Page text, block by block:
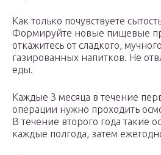
Как только почувствуете
Формируйте новые пищевые
откажитесь от сладкого,
газированных напитков. Не
еды.
Каждые 3 месяца в течение
операции нужно проходить
В течение второго года такие
каждые полгода, затем